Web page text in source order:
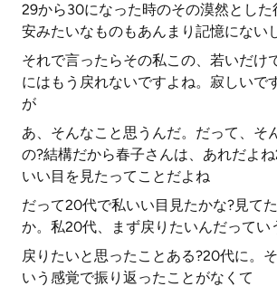
29から30になった時のその漠然とした
安みたいなものもあんまり記憶にない
それで言ったらその私この、若いだけ
にはもう戻れないですよね。寂しいで
が
あ、そんなこと思うんだ。だって、そ
の?結構だから春子さんは、あれだよ
いい目を見たってことだよね
だって20代で私いい目見たかな?見て
か。私20代、まず戻りたいんだってい
戻りたいと思ったことある?20代に。
いう感覚で振り返ったことがなくて